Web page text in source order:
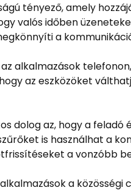
tényező, amely
valós időben
a
alkalmazások
az eszközöket
dolog az, hogy a
is használhat a
a vonzóbb
a